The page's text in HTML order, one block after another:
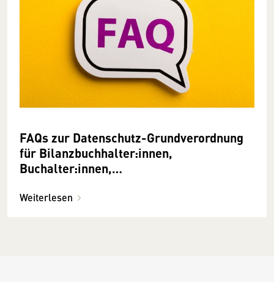
FAQs zur Datenschutz-Grundverordnung
für Bilanzbuchhalter:innen,
Buchalter:innen,
Weiterlesen